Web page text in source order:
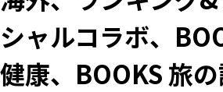
シャルコラボ、
健康、BOOKS 旅